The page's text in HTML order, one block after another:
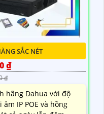
SẮC NÉT
₫
₫
hãng Dahua với độ
IP POE và hồng